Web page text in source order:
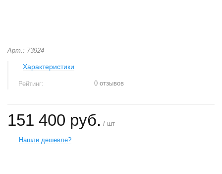
Арт.: 73924
Характеристики
Рейтинг: 0 отзывов
151 400 руб. / шт
Нашли дешевле?